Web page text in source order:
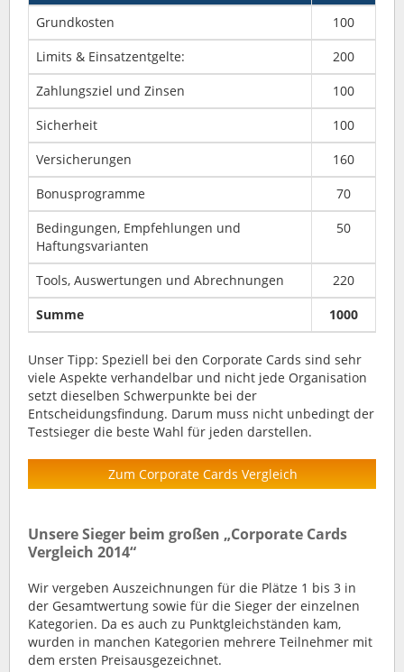
Grundkosten
100
Limits & Einsatzentgelte:
200
Zahlungsziel und Zinsen
100
Sicherheit
100
Versicherungen
160
Bonusprogramme
70
Bedingungen, Empfehlungen und
Haftungsvarianten
50
Tools, Auswertungen und Abrechnungen
220
Summe
1000
Unser Tipp: Speziell bei den Corporate Cards sind sehr
viele Aspekte verhandelbar und nicht jede Organisation
setzt dieselben Schwerpunkte bei der
Entscheidungsfindung. Darum muss nicht unbedingt der
Testsieger die beste Wahl für jeden darstellen.
Zum Corporate Cards Vergleich
Unsere Sieger beim großen „Corporate Cards
Vergleich 2014“
Wir vergeben Auszeichnungen für die Plätze 1 bis 3 in
der Gesamtwertung sowie für die Sieger der einzelnen
Kategorien. Da es auch zu Punktgleichständen kam,
wurden in manchen Kategorien mehrere Teilnehmer mit
dem ersten Preisausgezeichnet.